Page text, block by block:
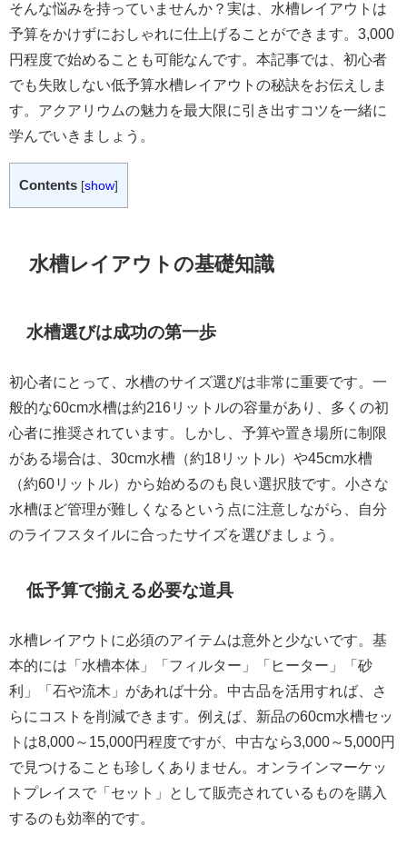
そんな悩みを持っていませんか？実は、水槽レイアウトは
予算をかけずにおしゃれに仕上げることができます。3,000
円程度で始めることも可能なんです。本記事では、初心者
でも失敗しない低予算水槽レイアウトの秘訣をお伝えしま
す。アクアリウムの魅力を最大限に引き出すコツを一緒に
学んでいきましょう。
Contents [show]
水槽レイアウトの基礎知識
水槽選びは成功の第一歩
初心者にとって、水槽のサイズ選びは非常に重要です。一
般的な60cm水槽は約216リットルの容量があり、多くの初
心者に推奨されています。しかし、予算や置き場所に制限
がある場合は、30cm水槽（約18リットル）や45cm水槽
（約60リットル）から始めるのも良い選択肢です。小さな
水槽ほど管理が難しくなるという点に注意しながら、自分
のライフスタイルに合ったサイズを選びましょう。
低予算で揃える必要な道具
水槽レイアウトに必須のアイテムは意外と少ないです。基
本的には「水槽本体」「フィルター」「ヒーター」「砂
利」「石や流木」があれば十分。中古品を活用すれば、さ
らにコストを削減できます。例えば、新品の60cm水槽セッ
トは8,000～15,000円程度ですが、中古なら3,000～5,000円
で見つけることも珍しくありません。オンラインマーケッ
トプレイスで「セット」として販売されているものを購入
するのも効率的です。